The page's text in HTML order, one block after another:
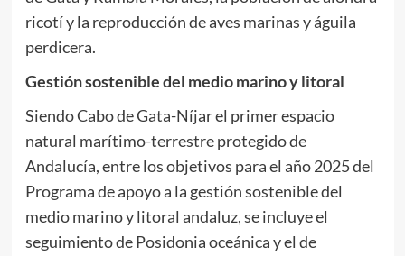
ricotí y la reproducción de aves marinas y águila
perdicera.
Gestión sostenible del medio marino y litoral
Siendo Cabo de Gata-Níjar el primer espacio
natural marítimo-terrestre protegido de
Andalucía, entre los objetivos para el año 2025 del
Programa de apoyo a la gestión sostenible del
medio marino y litoral andaluz, se incluye el
seguimiento de Posidonia oceánica y el de